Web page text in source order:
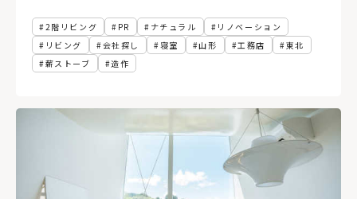
オープンハウス
注文住宅 砂箱
おもちゃ美術館
壁 分散型ホテル 無垢材
板張り
書店
ブレイスメイキング
道北
長期優良住宅
手すり バリアフリー
縦型ブラインド
資産価値 環境 太陽光発電
防災
地球温暖化
サステナブル
横型ブラインド、インテリア
設計
2階リビング PR ナチュラル
リノベーション
リビング
会社探し 寝室 山形 工務店
東北
薪ストーブ
造作